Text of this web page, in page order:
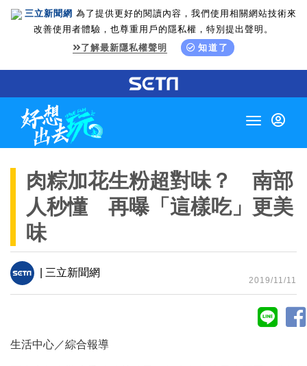
三立新聞網 為了提供更好的閱讀內容，我們使用相關網站技術來
改善使用者體驗，也尊重用戶的隱私權，特別提出聲明。
了解最新隱私權聲明
知道了
Toggle
肉粽加花生粉超對味？ 南部
人秒懂 再曝「這樣吃」更美
味
| 三立新聞網
2019/11/11
生活中心／綜合報導